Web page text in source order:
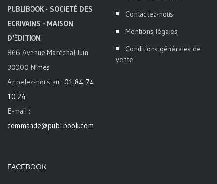
PUBLIBOOK - SOCIETÉ DES
ECRIVAINS - MAISON
D'ÉDITION
866 Avenue Maréchal Juin
30900 Nîmes
Appelez-nous au : 01 84 74
10 24
E-mail :
commande@publibook.com
Contactez-nous
Mentions légales
Conditions générales de
vente
FACEBOOK